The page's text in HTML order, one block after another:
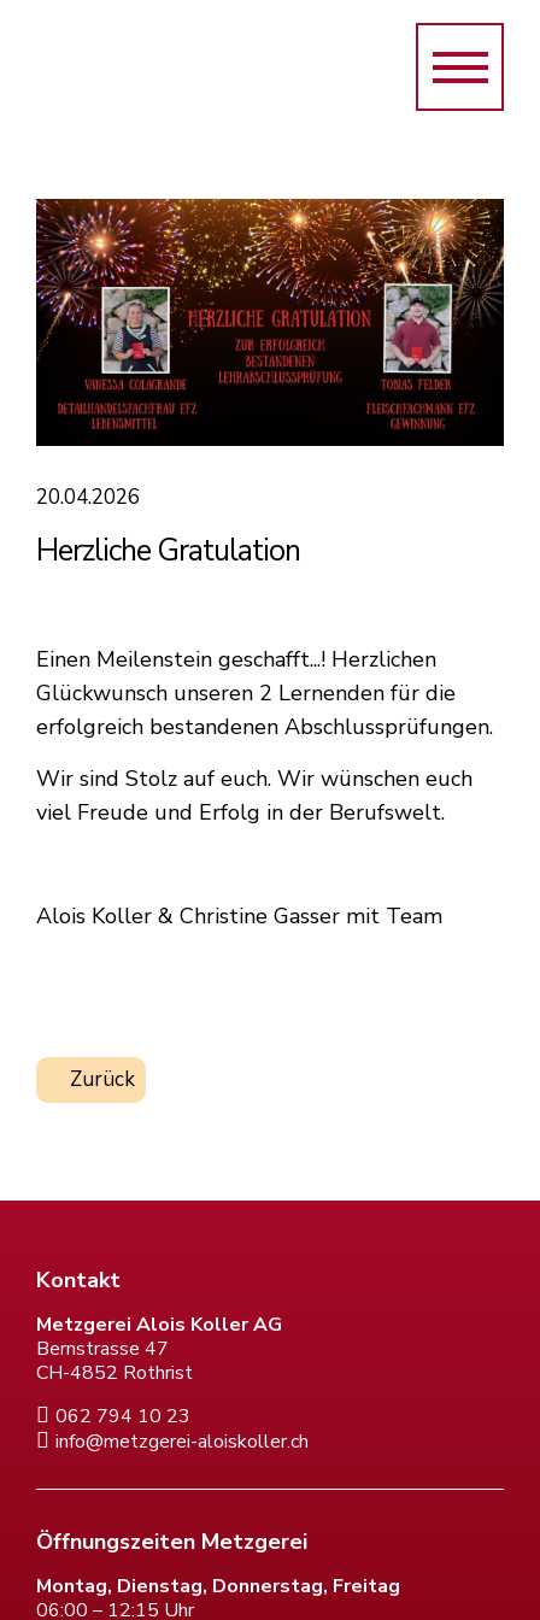
20.04.2026
Herzliche Gratulation
Einen Meilenstein geschafft...! Herzlichen
Glückwunsch unseren 2 Lernenden für die
erfolgreich bestandenen Abschlussprüfungen.
Wir sind Stolz auf euch. Wir wünschen euch
viel Freude und Erfolg in der Berufswelt.
Alois Koller & Christine Gasser mit Team
Zurück
Kontakt
Metzgerei Alois Koller AG
Bernstrasse 47
CH-4852 Rothrist
062 794 10 23
info@metzgerei-aloiskoller.ch
Öffnungszeiten Metzgerei
Montag, Dienstag, Donnerstag, Freitag
06:00 – 12:15 Uhr